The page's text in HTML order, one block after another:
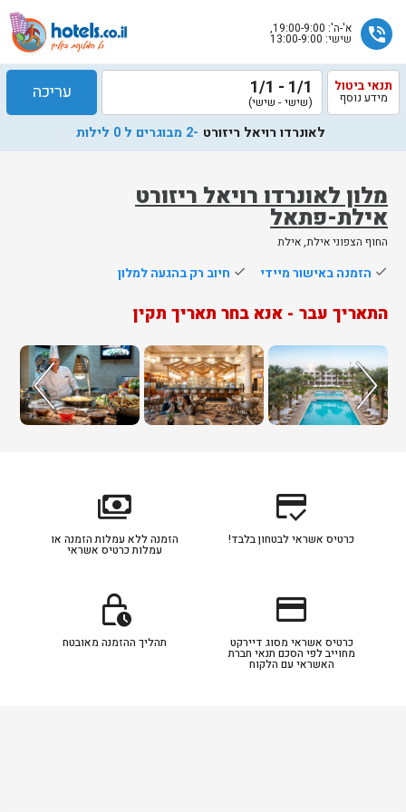
phone_in_talk א'-ה': 19:00-9:00,
שישי: 13:00-9:00
מלון לאונרדו רויאל ריזורט
אילת-פתאל
החוף הצפוני אילת, אילת
תנאי ביטול
מידע נוסף 1/1 - 1/1
(שישי - שישי) עריכה
לאונרדו רויאל ריזורט -2 מבוגרים ל 0 לילות
done הזמנה באישור מיידי done חיוב רק בהגעה למלון
התאריך עבר - אנא בחר תאריך תקין
שלח
נציג
יחזור
אליך
בשעות
הפעילות
credit_score
כרטיס אשראי לבטחון בלבד!
payments
הזמנה ללא עמלות הזמנה או
עמלות כרטיס אשראי
credit_card
כרטיס אשראי מסוג דיירקט
מחוייב לפי הסכם תנאי חברת
האשראי עם הלקוח
lock_clock
תהליך ההזמנה מאובטח